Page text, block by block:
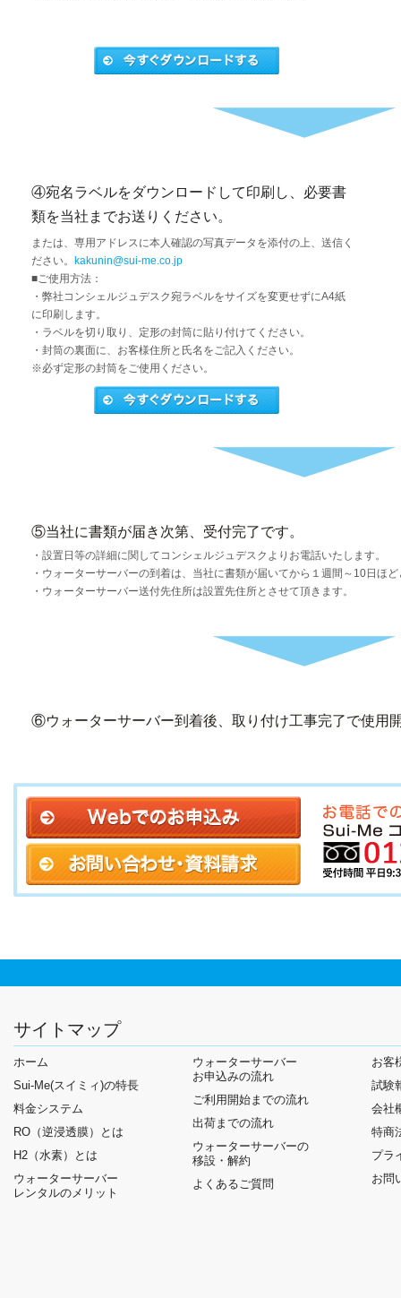
④宛名ラベルをダウンロードして印刷し、必要書
類を当社までお送りください。
または、専用アドレスに本人確認の写真データを添付の上、送信く
ださい。 kakunin@sui-me.co.jp
■ご使用方法：
・弊社コンシェルジュデスク宛ラベルをサイズを変更せずにA4紙
に印刷します。
・ラベルを切り取り、定形の封筒に貼り付けてください。
・封筒の裏面に、お客様住所と氏名をご記入ください。
※必ず定形の封筒をご使用ください。
⑤当社に書類が届き次第、受付完了です。
・設置日等の詳細に関してコンシェルジュデスクよりお電話いたします。
・ウォーターサーバーの到着は、当社に書類が届いてから１週間～10日ほ
・ウォーターサーバー送付先住所は設置先住所とさせて頂きます。
⑥ウォーターサーバー到着後、取り付け工事完了で使用
サイトマップ
ホーム
Sui-Me(スイミィ)の特長
料金システム
RO（逆浸透膜）とは
H2（水素）とは
ウォーターサーバー
レンタルのメリット
ウォーターサーバー
お申込みの流れ
ご利用開始までの流れ
出荷までの流れ
ウォーターサーバーの
移設・解約
よくあるご質問
お客
試験
会社
特商
プラ
お問